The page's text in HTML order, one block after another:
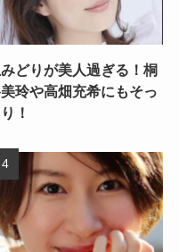
みどりが美人過ぎる！桐
玲や高畑充希にもそっ
！